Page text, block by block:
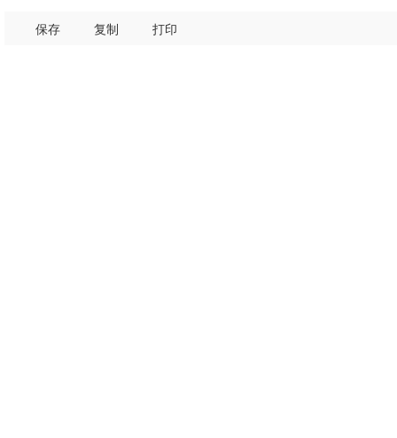
保存 复制 打印